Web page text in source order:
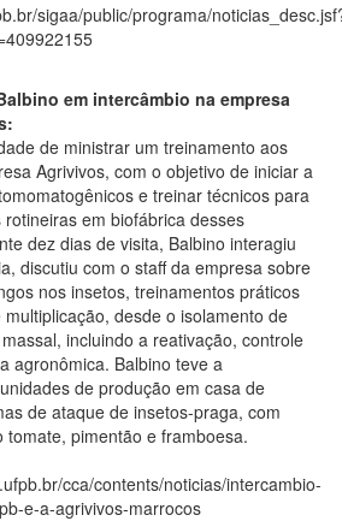
sigaa/public/programa/
em intercâmbio na empresa
de ministrar um treinamento aos
Agrivivos, com o objetivo de iniciar a
e treinar técnicos para
em biofábrica desses
dez dias de visita, Balbino interagiu
discutiu com o staff da empresa sobre
nos insetos, treinamentos práticos
desde o isolamento de
incluindo a reativação, controle
agronômica. Balbino teve a
de produção em casa de
de ataque de insetos-praga, com
tomate, pimentão e framboesa.
cca/contents/noticias/intercambio-
e-a-agrivivos-marrocos